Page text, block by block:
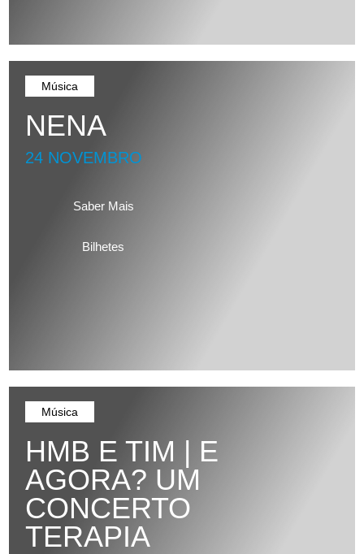
Música
NENA
24 NOVEMBRO
Saber Mais
Bilhetes
Música
HMB E TIM | E
AGORA? UM
CONCERTO
TERAPIA